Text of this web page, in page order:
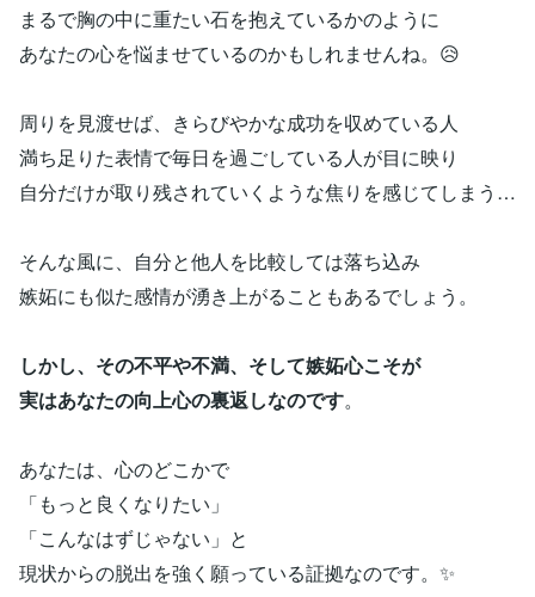
まるで胸の中に重たい石を抱えているかのように
あなたの心を悩ませているのかもしれませんね。😥
周りを見渡せば、きらびやかな成功を収めている人
満ち足りた表情で毎日を過ごしている人が目に映り
自分だけが取り残されていくような焦りを感じてしまう…
そんな風に、自分と他人を比較しては落ち込み
嫉妬にも似た感情が湧き上がることもあるでしょう。
しかし、その不平や不満、そして嫉妬心こそが
実はあなたの向上心の裏返しなのです。
あなたは、心のどこかで
「もっと良くなりたい」
「こんなはずじゃない」と
現状からの脱出を強く願っている証拠なのです。✨